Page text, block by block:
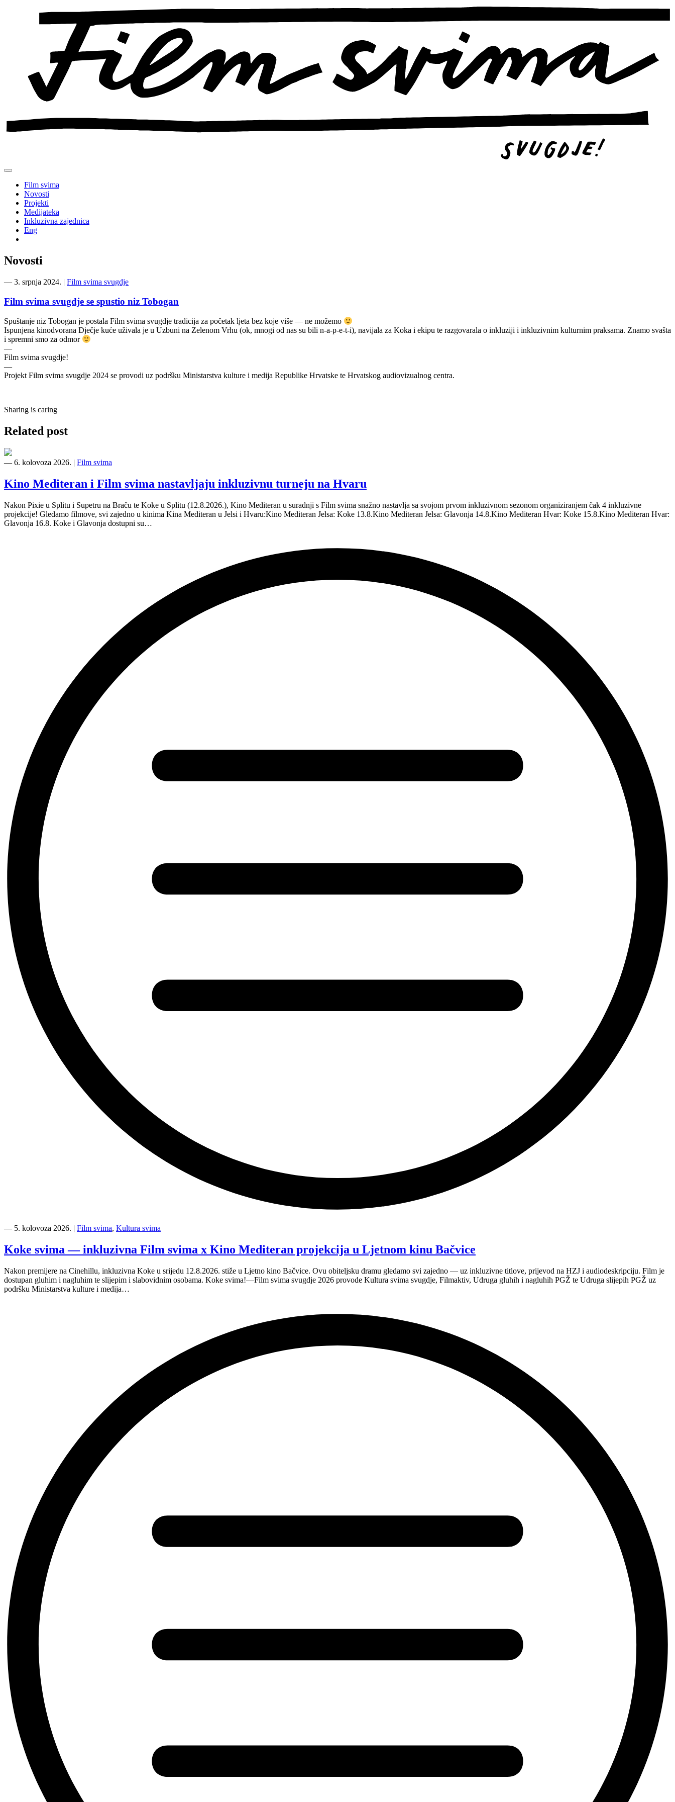
Film svima
Novosti
Projekti
Medijateka
Inkluzivna zajednica
Eng
Novosti
― 3. srpnja 2024. | Film svima svugdje
Film svima svugdje se spustio niz Tobogan
Spuštanje niz Tobogan je postala Film svima svugdje tradicija za početak ljeta bez koje više — ne možemo
Ispunjena kinodvorana Dječje kuće uživala je u Uzbuni na Zelenom Vrhu (ok, mnogi od nas su bili n-a-p-e-t-i), navijala za Koka i ekipu te razgovarala o inkluziji i inkluzivnim kulturnim praksama. Znamo svašta
i spremni smo za odmor
—
Film svima svugdje!
—
Projekt Film svima svugdje 2024 se provodi uz podršku Ministarstva kulture i medija Republike Hrvatske te Hrvatskog audiovizualnog centra.
Sharing is caring
Related post
― 6. kolovoza 2026. | Film svima
Kino Mediteran i Film svima nastavljaju inkluzivnu turneju na Hvaru
Nakon Pixie u Splitu i Supetru na Braču te Koke u Splitu (12.8.2026.), Kino Mediteran u suradnji s Film svima snažno nastavlja sa svojom prvom inkluzivnom sezonom organiziranjem čak 4 inkluzivne
projekcije! Gledamo filmove, svi zajedno u kinima Kina Mediteran u Jelsi i Hvaru:Kino Mediteran Jelsa: Koke 13.8.Kino Mediteran Jelsa: Glavonja 14.8.Kino Mediteran Hvar: Koke 15.8.Kino Mediteran Hvar:
Glavonja 16.8. Koke i Glavonja dostupni su…
Mediteran
Film
svima
inkluzivnu
turneju
na
― 5. kolovoza 2026. | Film svima, Kultura svima
Koke svima — inkluzivna Film svima x Kino Mediteran projekcija u Ljetnom kinu Bačvice
Nakon premijere na Cinehillu, inkluzivna Koke u srijedu 12.8.2026. stiže u Ljetno kino Bačvice. Ovu obiteljsku dramu gledamo svi zajedno — uz inkluzivne titlove, prijevod na HZJ i audiodeskripciju. Film je
dostupan gluhim i nagluhim te slijepim i slabovidnim osobama. Koke svima!—Film svima svugdje 2026 provode Kultura svima svugdje, Filmaktiv, Udruga gluhih i nagluhih PGŽ te Udruga slijepih PGŽ uz
podršku Ministarstva kulture i medija…